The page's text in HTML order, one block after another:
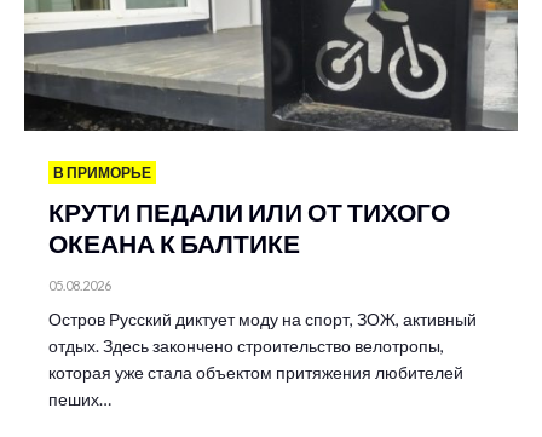
В ПРИМОРЬЕ
КРУТИ ПЕДАЛИ ИЛИ ОТ ТИХОГО
ОКЕАНА К БАЛТИКЕ
05.08.2026
Остров Русский диктует моду на спорт, ЗОЖ, активный
отдых. Здесь закончено строительство велотропы,
которая уже стала объектом притяжения любителей
пеших…